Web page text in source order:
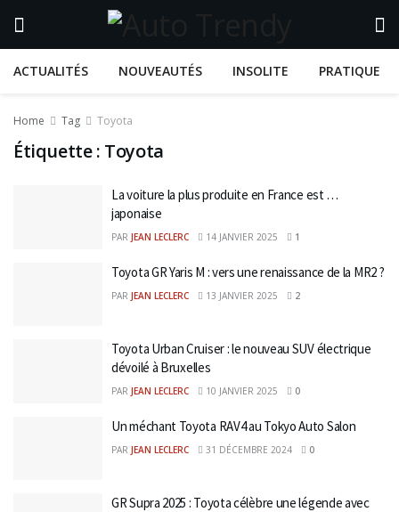
ACTUALITÉS NOUVEAUTÉS INSOLITE PRATIQUE
Home Tag Toyota
Étiquette : Toyota
La voiture la plus produite en France est …
japonaise
PAR JEAN LECLERC 14 JANVIER 2025 1
Toyota GR Yaris M : vers une renaissance de la MR2 ?
PAR JEAN LECLERC 13 JANVIER 2025 2
Toyota Urban Cruiser : le nouveau SUV électrique
dévoilé à Bruxelles
PAR JEAN LECLERC 10 JANVIER 2025 0
Un méchant Toyota RAV4 au Tokyo Auto Salon
PAR JEAN LECLERC 31 DÉCEMBRE 2024 0
GR Supra 2025 : Toyota célèbre une légende avec